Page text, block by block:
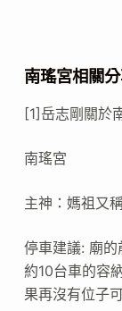
南瑤宮相關
[1]岳志剛關於
南瑤宮
主神：媽祖又
停車建議: 廟
約10台車的容
果再沒有位子